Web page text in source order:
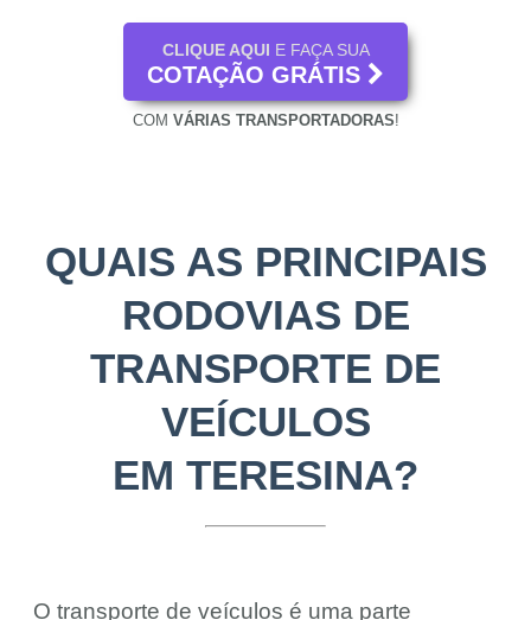
CLIQUE AQUI E FAÇA SUA
COTAÇÃO GRÁTIS
COM VÁRIAS TRANSPORTADORAS!
QUAIS AS PRINCIPAIS
RODOVIAS DE
TRANSPORTE DE
VEÍCULOS
EM TERESINA?
O transporte de veículos é uma parte